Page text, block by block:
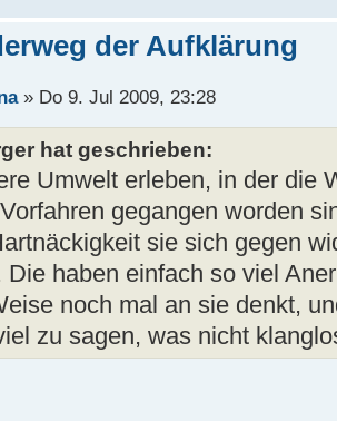
der Aufklärung
» Do 9. Jul 2009, 23:28
hat geschrieben:
Umwelt erleben, in der die
gegangen worden
sie sich gegen
Die haben einfach so viel
noch mal an sie denkt,
zu sagen, was nicht